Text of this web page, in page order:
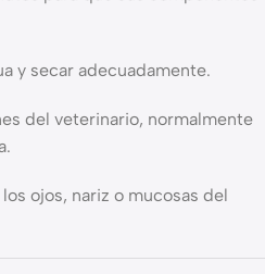
y secar adecuadamente.
del veterinario, normalmente
ojos, nariz o mucosas del